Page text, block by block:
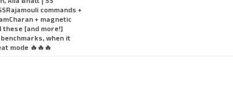
commands +
+ magnetic
these [and more!]
when it
mode 🔥🔥🔥